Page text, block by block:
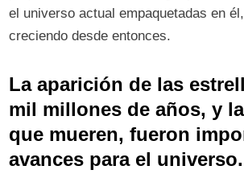
el universo actual empaquetadas en
creciendo desde entonces.
La aparición de las
mil millones de años, y
que mueren, fueron
avances para el universo.